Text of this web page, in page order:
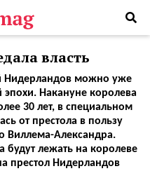
власть
Нидерландов можно уже
эпохи. Накануне королева
30 лет, в специальном
от престола в пользу
Виллема-Александра.
будут лежать на королеве
престол Нидерландов